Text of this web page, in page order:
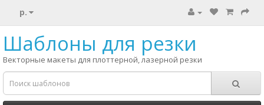
р.
Шаблоны для резки
Векторные макеты для плоттерной, лазерной резки